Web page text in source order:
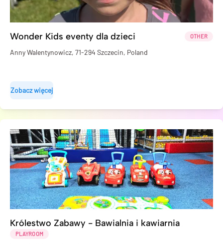
Wonder Kids eventy dla dzieci OTHER
Anny Walentynowicz, 71-294 Szczecin, Poland
Zobacz więcej
Królestwo Zabawy - Bawialnia i kawiarnia
PLAYROOM